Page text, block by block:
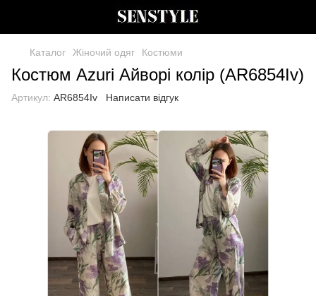
Каталог Жіночий одяг Костюми
Костюм Azuri Айворі колір (AR6854Iv)
Артикул: AR6854Iv Написати відгук